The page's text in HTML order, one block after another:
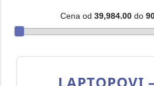
Cena od 39,984.00 do